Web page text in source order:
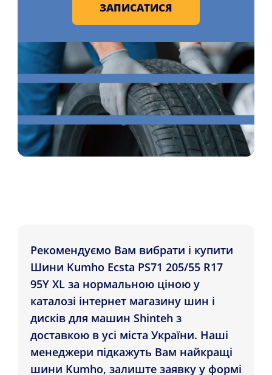
ЗАПИСАТИСЯ
Рекомендуємо Вам вибрати і купити
Шини Kumho Ecsta PS71 205/55 R17
95Y XL за нормальною ціною у
каталозі інтернет магазину шин і
дисків для машин Shinteh з
доставкою в усі міста України. Наші
менеджери підкажуть Вам найкращі
шини Kumho, залиште заявку у формі